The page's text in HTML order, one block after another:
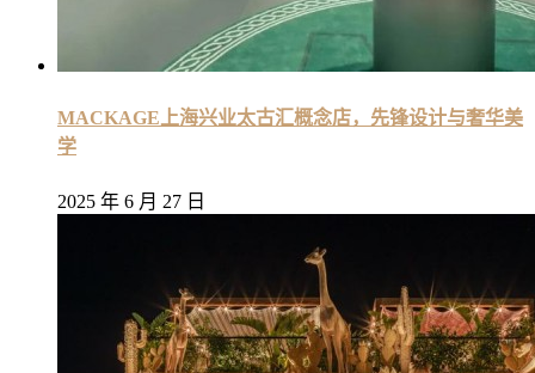
MACKAGE上海兴业太古汇概念店，先锋设计与奢华美
学
2025 年 6 月 27 日